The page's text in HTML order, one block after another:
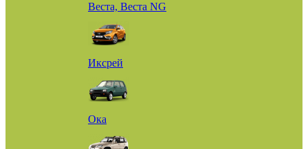
Веста, Веста NG
Иксрей
Ока